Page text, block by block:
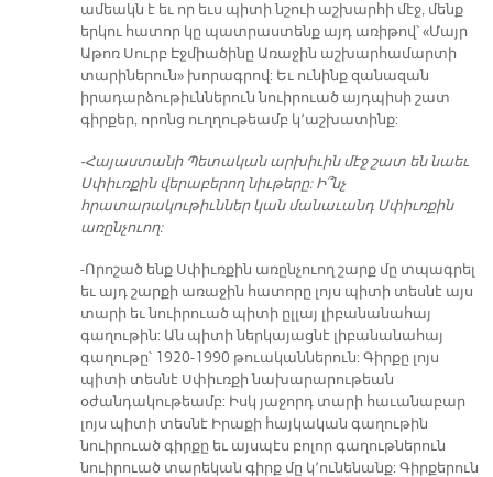
ամեակն է եւ որ եւս պիտի նշուի աշխարհի մէջ, մենք
երկու հատոր կը պատրաստենք այդ առիթով՝ «Մայր
Աթոռ Սուրբ Էջմիածինը Առաջին աշխարհամարտի
տարիներուն» խորագրով: Եւ ունինք զանազան
իրադարձութիւններուն նուիրուած այդպիսի շատ
գիրքեր, որոնց ուղղութեամբ կ՚աշխատինք:
-Հայաստանի Պետական արխիւին մէջ շատ են նաեւ
Սփիւռքին վերաբերող նիւթերը: Ի՞նչ
հրատարակութիւններ կան մանաւանդ Սփիւռքին
առընչուող:
-Որոշած ենք Սփիւռքին առընչուող շարք մը տպագրել
եւ այդ շարքի առաջին հատորը լոյս պիտի տեսնէ այս
տարի եւ նուիրուած պիտի ըլլայ լիբանանահայ
գաղութին: Ան պիտի ներկայացնէ լիբանանահայ
գաղութը՝ 1920-1990 թուականներուն: Գիրքը լոյս
պիտի տեսնէ Սփիւռքի նախարարութեան
օժանդակութեամբ: Իսկ յաջորդ տարի հաւանաբար
լոյս պիտի տեսնէ Իրաքի հայկական գաղութին
նուիրուած գիրքը եւ այսպէս բոլոր գաղութներուն
նուիրուած տարեկան գիրք մը կ՚ունենանք: Գիրքերուն